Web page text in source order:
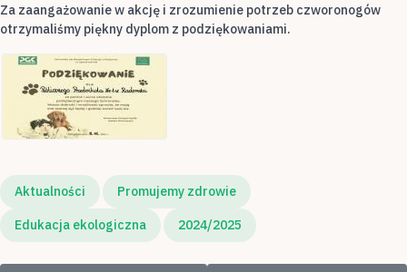
Za zaangażowanie w akcję i zrozumienie potrzeb czworonogów
otrzymaliśmy piękny dyplom z podziękowaniami.
Aktualności Promujemy zdrowie
Edukacja ekologiczna 2024/2025